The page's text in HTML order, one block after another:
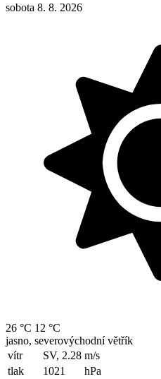
sobota 8. 8. 2026
26 °C 12 °C
jasno, severovýchodní větřík
vítr
SV, 2.28 m/s
tlak
1021
hPa